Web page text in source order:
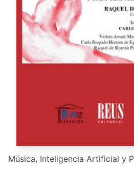
Música, Inteligencia Artificial y